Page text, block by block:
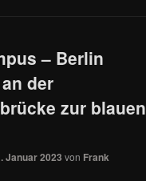
– Berlin
der
zur blauen
Januar 2023 von Frank